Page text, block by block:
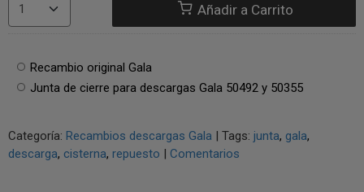
Añadir a Carrito
Recambio original Gala
Junta de cierre para descargas Gala 50492 y 50355
Categoría: Recambios descargas Gala | Tags: junta gala
descarga cisterna repuesto | Comentarios